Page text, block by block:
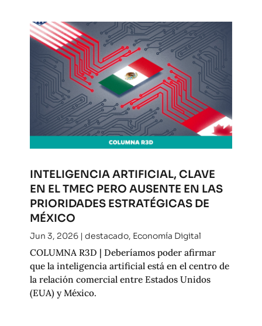
INTELIGENCIA ARTIFICIAL, CLAVE
EN EL TMEC PERO AUSENTE EN LAS
PRIORIDADES ESTRATÉGICAS DE
MÉXICO
Jun 3, 2026| destacado, Economía Digital
COLUMNA R3D | Deberíamos poder afirmar
que la inteligencia artificial está en el centro de
la relación comercial entre Estados Unidos
(EUA) y México.